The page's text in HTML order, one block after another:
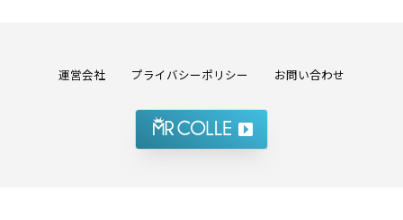
運営会社 プライバシーポリシー お問い合わせ